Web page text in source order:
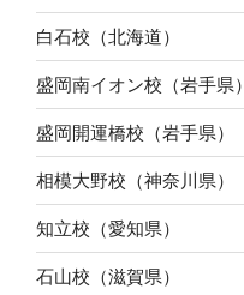
白石校（北海道）
盛岡南イオン校（岩手県）
盛岡開運橋校（岩手県）
相模大野校（神奈川県）
知立校（愛知県）
石山校（滋賀県）